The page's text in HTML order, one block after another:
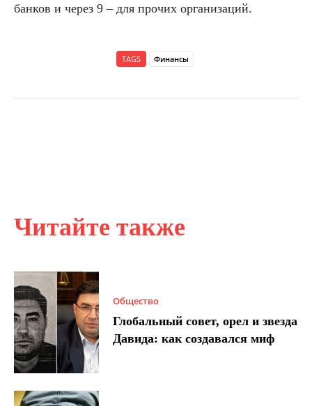
Читайте также
Общество
Глобальный совет, орел и звезда
Давида: как создавался миф
банков и через 9 – для прочих организаций.
TAGS Финансы